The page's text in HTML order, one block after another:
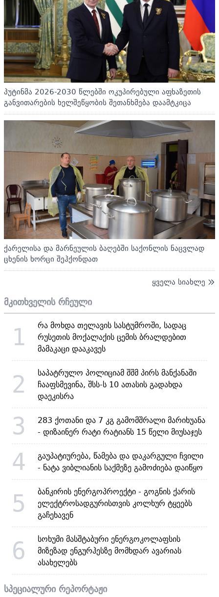
პუტინმა 2026-2030 წლებში ოკუპირებული აფხაზეთის
განვითარების ხელშეწყობის შეთანხმება დაამტკიცა
ქარელისა და მარნეულის ბაღებში საქონლის ნაცვლად
ცხენის ხორცი შეჰქონდათ
ყველა სიახლე
მკითხველის რჩეული
1
რა მოხდა თელავის სასტუმროში, სადაც
რუსეთის მოქალაქის ცემის ბრალდებით
მამაკაცი დააკავეს
2
საპატრულო პოლიციამ შშმ პირს მანქანაში
ჩააფსმევინა, შსს-ს 10 ათასის გადახდა
დაეკისრა
3
283 ქოთანი და 7 კგ გამომშრალი მარიხუანა
- დიზაინერ რატი რატიანს 15 წელი მიუსაჯეს
4
გაუპატიურება, წამება და დაკარგული ჩვილი
- ნატა ვიბლიანის საქმეზე გამოძიება დაიწყო
5
ბანკირის ენერგოპროექტი - გოგნის ქარის
ელექტროსადგურისთვის კოლხურ ტყეებს
გაჩეხავენ
6
სოხუმი მასშტაბური ენერგოკოლაფსის
მიზეზად ენგურჰესზე მომხდარ ავარიას
ასახელებს
სპეციალური რეპორტაჟი